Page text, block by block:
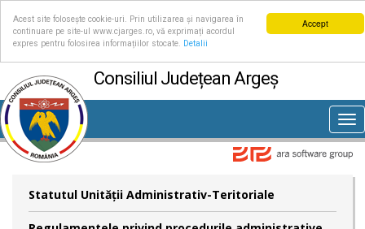
Accept
Acest site folosește cookie-uri. Prin utilizarea și navigarea în
continuare pe site-ul www.cjarges.ro, vă exprimați acordul
expres pentru folosirea informațiilor stocate.
Detalii
Consiliul Județean Argeș
Statutul Unităţii Administrativ-Teritoriale